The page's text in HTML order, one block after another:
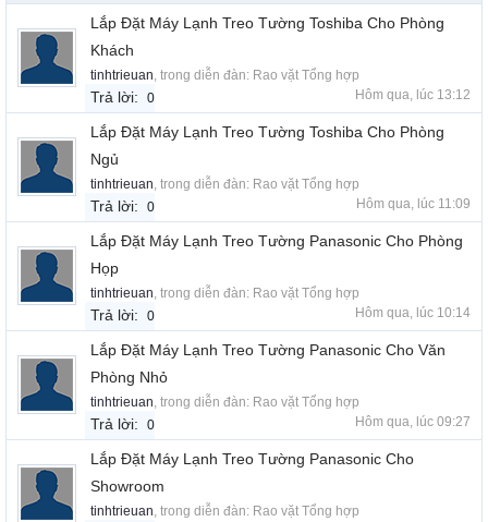
Lắp Đặt Máy Lạnh Treo Tường Toshiba Cho Phòng
Khách
tinhtrieuan, trong diễn đàn: Rao vặt Tổng hợp
Trả lời: 0 Hôm qua, lúc 13:12
Lắp Đặt Máy Lạnh Treo Tường Toshiba Cho Phòng
Ngủ
tinhtrieuan, trong diễn đàn: Rao vặt Tổng hợp
Trả lời: 0 Hôm qua, lúc 11:09
Lắp Đặt Máy Lạnh Treo Tường Panasonic Cho Phòng
Họp
tinhtrieuan, trong diễn đàn: Rao vặt Tổng hợp
Trả lời: 0 Hôm qua, lúc 10:14
Lắp Đặt Máy Lạnh Treo Tường Panasonic Cho Văn
Phòng Nhỏ
tinhtrieuan, trong diễn đàn: Rao vặt Tổng hợp
Trả lời: 0 Hôm qua, lúc 09:27
Lắp Đặt Máy Lạnh Treo Tường Panasonic Cho
Showroom
tinhtrieuan, trong diễn đàn: Rao vặt Tổng hợp